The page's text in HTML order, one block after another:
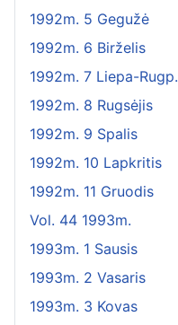
1992m. 5 Gegužė
1992m. 6 Birželis
1992m. 7 Liepa-Rugp.
1992m. 8 Rugsėjis
1992m. 9 Spalis
1992m. 10 Lapkritis
1992m. 11 Gruodis
Vol. 44 1993m.
1993m. 1 Sausis
1993m. 2 Vasaris
1993m. 3 Kovas